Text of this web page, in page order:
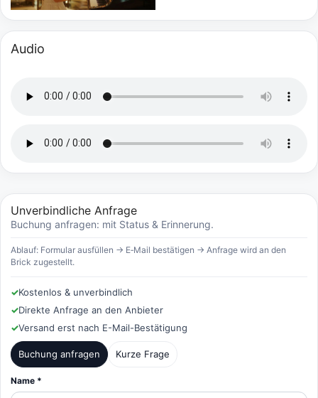
Audio
Unverbindliche Anfrage
Buchung anfragen: mit Status & Erinnerung.
Ablauf: Formular ausfüllen → E‑Mail bestätigen → Anfrage wird an den
Brick zugestellt.
✓Kostenlos & unverbindlich
✓Direkte Anfrage an den Anbieter
✓Versand erst nach E-Mail-Bestätigung
Buchung anfragen Kurze Frage
Name *